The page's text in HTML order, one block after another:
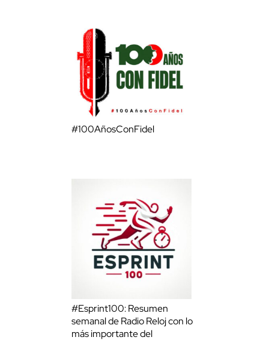
#100AñosConFidel
#Esprint100: Resumen
semanal de Radio Reloj con lo
más importante del